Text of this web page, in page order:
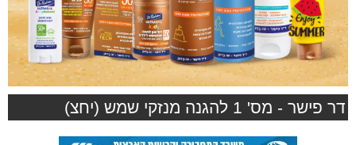
דר פישר - מס' 1 להגנה מנזקי שמש (יחצ)